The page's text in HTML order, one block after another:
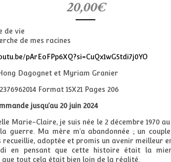
20,00€
de vie
de mes racines
pArEoFPp6XQ?si=CuQx1wG5tdi7j0YO
Dagognet et Myriam Granier
Format 15X21 Pages 206
jusqu’au 20 juin 2024
Marie-Claire, je suis née le 2 décembre 1970
guerre. Ma mère m’a abandonnée ; un
recueillie, adoptée et promis un avenir meilleur
en pensant que cette histoire était la
tout cela était bien loin de la réalité.